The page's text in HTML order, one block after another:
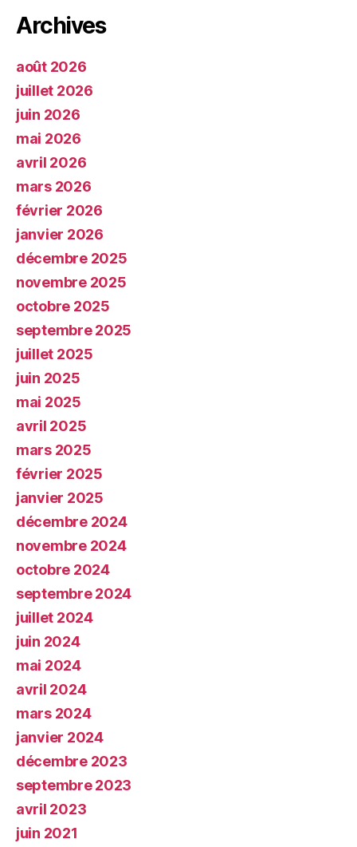
Archives
août 2026
juillet 2026
juin 2026
mai 2026
avril 2026
mars 2026
février 2026
janvier 2026
décembre 2025
novembre 2025
octobre 2025
septembre 2025
juillet 2025
juin 2025
mai 2025
avril 2025
mars 2025
février 2025
janvier 2025
décembre 2024
novembre 2024
octobre 2024
septembre 2024
juillet 2024
juin 2024
mai 2024
avril 2024
mars 2024
janvier 2024
décembre 2023
septembre 2023
avril 2023
juin 2021